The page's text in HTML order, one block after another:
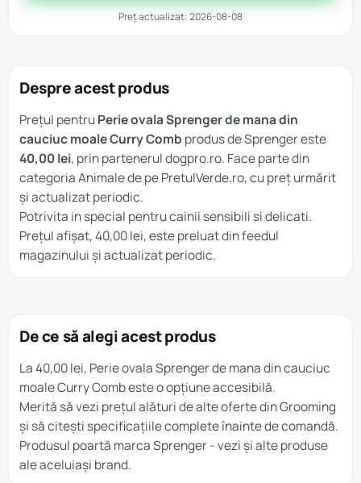
Preț actualizat: 2026-08-08
Despre acest produs
Prețul pentruPerie ovala Sprenger de mana din
cauciuc moale Curry Comb produs de Sprenger este
40,00 lei, prin partenerul dogpro.ro. Face parte din
categoriaAnimalede pe PretulVerde.ro, cu preț urmărit
și actualizat periodic.
Potrivita in special pentru cainii sensibili si delicati.
Prețul afișat, 40,00 lei, este preluat din feedul
magazinului și actualizat periodic.
De ce să alegi acest produs
La 40,00 lei, Perie ovala Sprenger de mana din cauciuc
moale Curry Comb este o opțiune accesibilă.
Merită să vezi prețul alături de alte oferte dinGrooming
și să citești specificațiile complete înainte de comandă.
Produsul poartă marcaSprenger- vezi și alte produse
ale aceluiași brand.